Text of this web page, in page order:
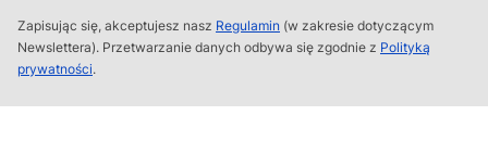
Zapisując się, akceptujesz nasz Regulamin (w zakresie dotyczącym
Newslettera). Przetwarzanie danych odbywa się zgodnie z Polityką
prywatności.